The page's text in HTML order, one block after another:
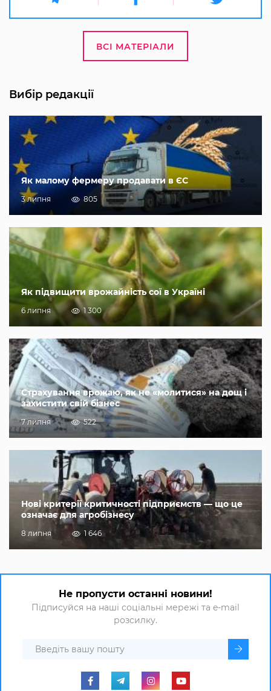
ВСІ МАТЕРІАЛИ
Вибір редакції
Як малому фермеру продавати в ЄС
3 липня 805
Як підвищити врожайність сої в Україні
6 липня 1 300
Страхування врожаю, як не «молитися» на дощ і
захистити свій бізнес
7 липня 522
Нові критерії критичності підприємств — що це
означає для агробізнесу
8 липня 1 646
Не пропусти останні новини!
Підписуйся на наші соціальні мережі та e-mail
розсилку.